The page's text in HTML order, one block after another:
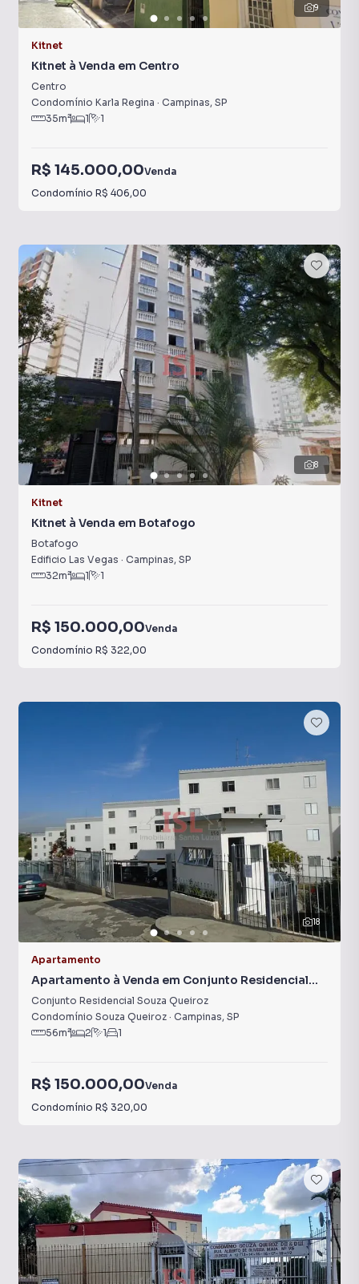
9
Kitnet
Kitnet à Venda em Centro
Centro
Condomínio Karla Regina · Campinas, SP
35m² 1 1
R$ 145.000,00Venda
Condomínio R$ 406,00
8
Kitnet
Kitnet à Venda em Botafogo
Botafogo
Edificio Las Vegas · Campinas, SP
32m² 1 1
R$ 150.000,00Venda
Condomínio R$ 322,00
18
Apartamento
Apartamento à Venda em Conjunto Residencial
Souza Queiroz
Conjunto Residencial Souza Queiroz
Condomínio Souza Queiroz · Campinas, SP
56m² 2 1 1
R$ 150.000,00Venda
Condomínio R$ 320,00